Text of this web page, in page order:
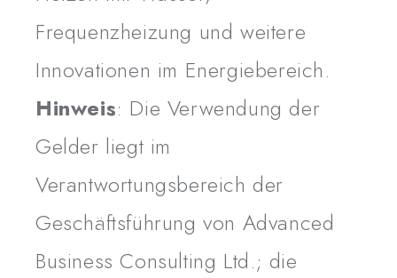
Frequenzheizung und weitere
Innovationen im Energiebereich.
Hinweis: Die Verwendung der
Gelder liegt im
Verantwortungsbereich der
Geschäftsführung von Advanced
Business Consulting Ltd.; die